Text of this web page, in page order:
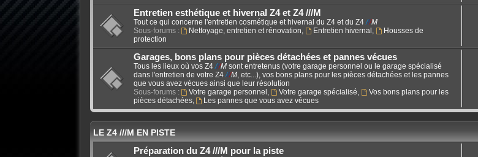
Entretien esthétique et hivernal Z4 et Z4 ///M
Tout ce qui concerne l'entretien cosmétique et hivernal du Z4 et du Z4 ///M
Sous-forums :
Nettoyage, entretien et rénovation Entretien hivernal
Housses de
protection
Garages, bons plans pour pièces détachées et pannes vécues
Tous les lieux où vos Z4 ///Msont entretenus (votre garage personnel ou le garage spécialisé
dans l'entretien de votre Z4 ///M, etc...), vos bons plans pour les pièces détachées et les pannes
que vous avez vécues ainsi que leur résolution
Sous-forums :
Votre garage personnel Votre garage spécialisé
Vos bons plans pour les
pièces détachées, Les pannes que vous avez vécues
LE Z4 ///M EN PISTE
Préparation du Z4 ///M pour la piste